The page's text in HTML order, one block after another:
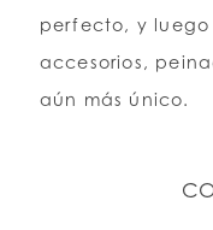
perfecto, y
accesorios,
aún más único.